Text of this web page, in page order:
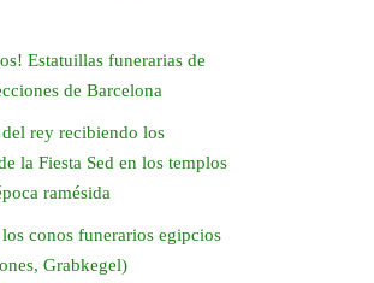
Estatuillas funerarias de
de Barcelona
del rey recibiendo los
la Fiesta Sed en los templos
ramésida
conos funerarios egipcios
Grabkegel)